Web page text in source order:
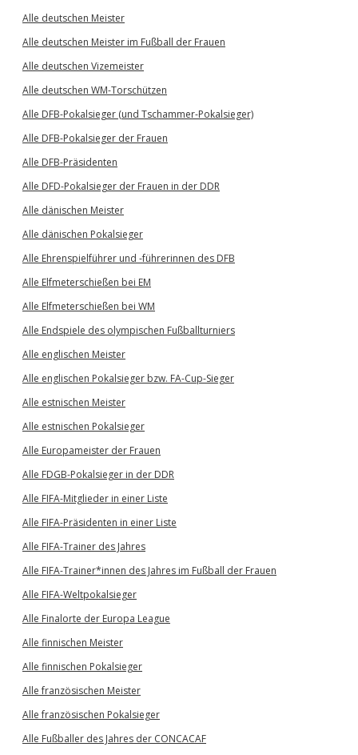
Alle deutschen Meister
Alle deutschen Meister im Fußball der Frauen
Alle deutschen Vizemeister
Alle deutschen WM-Torschützen
Alle DFB-Pokalsieger (und Tschammer-Pokalsieger)
Alle DFB-Pokalsieger der Frauen
Alle DFB-Präsidenten
Alle DFD-Pokalsieger der Frauen in der DDR
Alle dänischen Meister
Alle dänischen Pokalsieger
Alle Ehrenspielführer und -führerinnen des DFB
Alle Elfmeterschießen bei EM
Alle Elfmeterschießen bei WM
Alle Endspiele des olympischen Fußballturniers
Alle englischen Meister
Alle englischen Pokalsieger bzw. FA-Cup-Sieger
Alle estnischen Meister
Alle estnischen Pokalsieger
Alle Europameister der Frauen
Alle FDGB-Pokalsieger in der DDR
Alle FIFA-Mitglieder in einer Liste
Alle FIFA-Präsidenten in einer Liste
Alle FIFA-Trainer des Jahres
Alle FIFA-Trainer*innen des Jahres im Fußball der Frauen
Alle FIFA-Weltpokalsieger
Alle Finalorte der Europa League
Alle finnischen Meister
Alle finnischen Pokalsieger
Alle französischen Meister
Alle französischen Pokalsieger
Alle Fußballer des Jahres der CONCACAF